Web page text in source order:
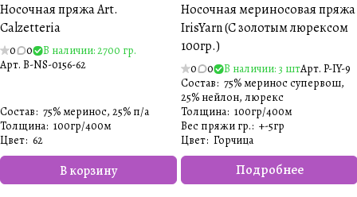
Носочная пряжа Art.
Calzetteria
0 0
В наличии: 2700 гр.
Арт. B-NS-0156-62
В корзину
Состав: 75% меринос, 25% п/а
Толщина: 100гр/400м
Цвет: 62
Носочная мериносовая пряжа
IrisYarn (С золотым люрексом
100гр.)
0 0 В наличии: 3 штАрт. P-IY-9
Подробнее
Состав: 75% меринос супервош,
25% нейлон, люрекс
Толщина: 100гр/400м
Вес пряжи гр.: +-5гр
Цвет: Горчица